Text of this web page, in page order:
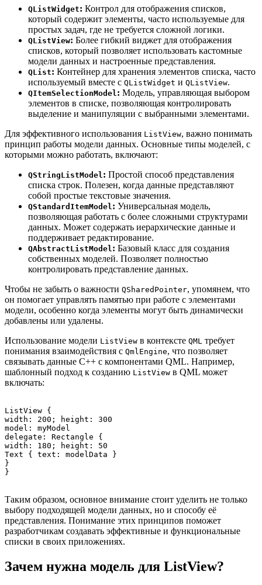
QListWidget: Контрол для отображения списков,
который содержит элементы, часто используемые для
простых задач, где не требуется сложной логики.
QListView: Более гибкий виджет для отображения
списков, который позволяет использовать кастомные
модели данных и настроенные представления.
QList: Контейнер для хранения элементов списка, часто
используемый вместе с QListWidget и QListView.
QItemSelectionModel : Модель, управляющая выбором
элементов в списке, позволяющая контролировать
выделение и манипуляции с выбранными элементами.
Для эффективного использования ListView, важно понимать
принцип работы модели данных. Основные типы моделей, с
которыми можно работать, включают:
QStringListModel : Простой способ представления
списка строк. Полезен, когда данные представляют
собой простые текстовые значения.
QStandardItemModel : Универсальная модель,
позволяющая работать с более сложными структурами
данных. Может содержать иерархические данные и
поддерживает редактирование.
QAbstractListModel : Базовый класс для создания
собственных моделей. Позволяет полностью
контролировать представление данных.
Чтобы не забыть о важности QSharedPointer, упомянем, что
он помогает управлять памятью при работе с элементами
модели, особенно когда элементы могут быть динамически
добавлены или удалены.
Использование модели ListView в контексте QML требует
понимания взаимодействия с QmlEngine, что позволяет
связывать данные C++ с компонентами QML. Например,
шаблонный подход к созданию ListView в QML может
включать:
ListView {
width: 200; height: 300
model: myModel
delegate: Rectangle {
width: 180; height: 50
Text { text: modelData }
}
Таким образом, основное внимание стоит уделить не только
выбору подходящей модели данных, но и способу её
представления. Понимание этих принципов поможет
разработчикам создавать эффективные и функциональные
списки в своих приложениях.
Зачем нужна модель для ListView?